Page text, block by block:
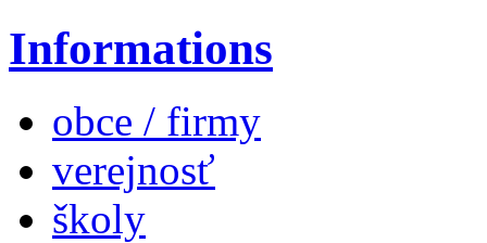
Informations
obce / firmy
verejnosť
školy